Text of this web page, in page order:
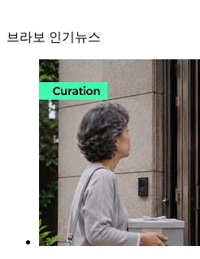
브라보 인기뉴스